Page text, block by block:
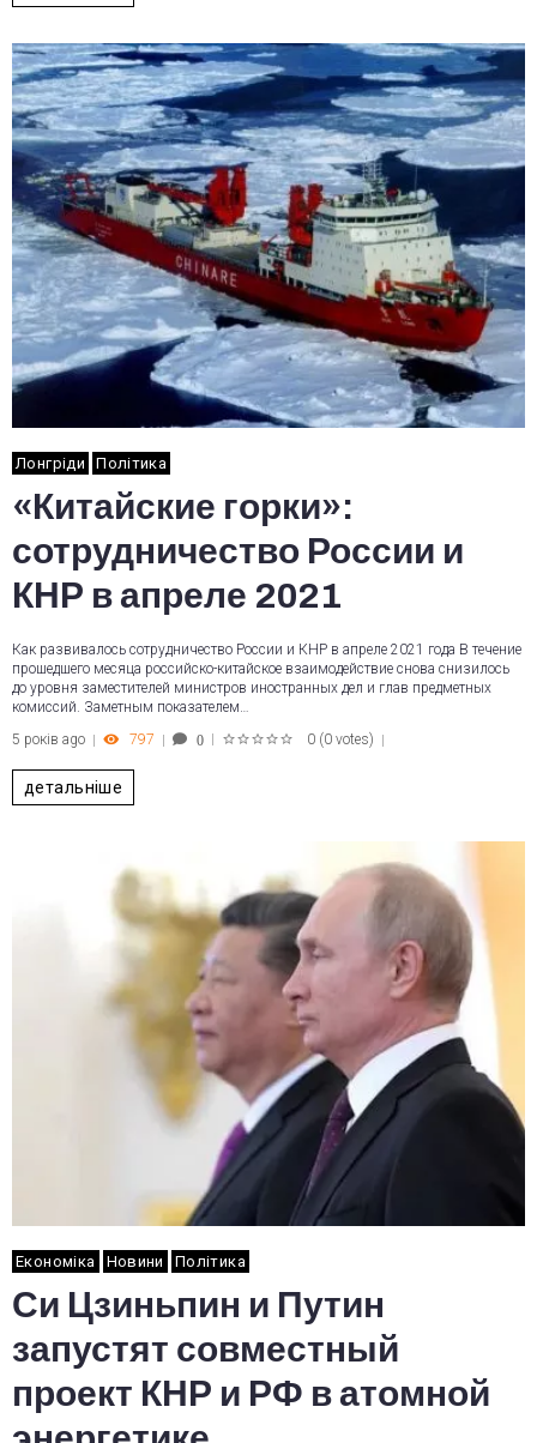
Лонгріди Політика
«Китайские горки»:
сотрудничество России и
КНР в апреле 2021
Как развивалось сотрудничество России и КНР в апреле 2021 года В течение
прошедшего месяца российско-китайское взаимодействие снова снизилось
до уровня заместителей министров иностранных дел и глав предметных
комиссий. Заметным показателем…
5 років ago
797 0 0 (0 votes)
детальніше
Економіка Новини Політика
Си Цзиньпин и Путин
запустят совместный
проект КНР и РФ в атомной